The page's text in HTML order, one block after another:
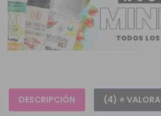
DESCRIPCIÓN (4) ⭐